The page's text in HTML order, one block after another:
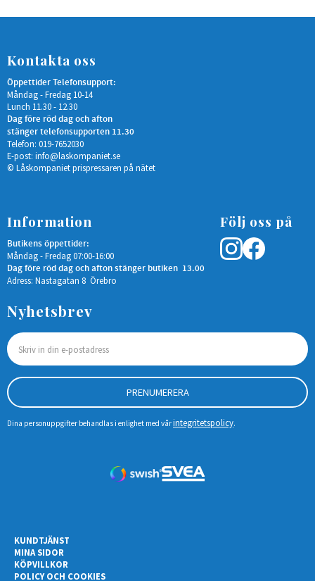
Kontakta oss
Öppettider Telefonsupport:
Måndag - Fredag 10-14
Lunch 11.30 - 12.30
Dag före röd dag och afton
stänger telefonsupporten 11.30
Telefon: 019-7652030
E-post: info@laskompaniet.se
© Låskompaniet prispressaren på nätet
Information
Butikens öppettider:
Måndag - Fredag 07:00-16:00
Dag före röd dag och afton stänger butiken 13.00
Adress: Nastagatan 8 Örebro
Följ oss på
Nyhetsbrev
PRENUMERERA
Dina personuppgifter behandlas i enlighet med vårintegritetspolicy.
KUNDTJÄNST
MINA SIDOR
KÖPVILLKOR
POLICY OCH COOKIES